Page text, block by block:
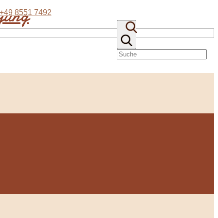
+49 8551 7492